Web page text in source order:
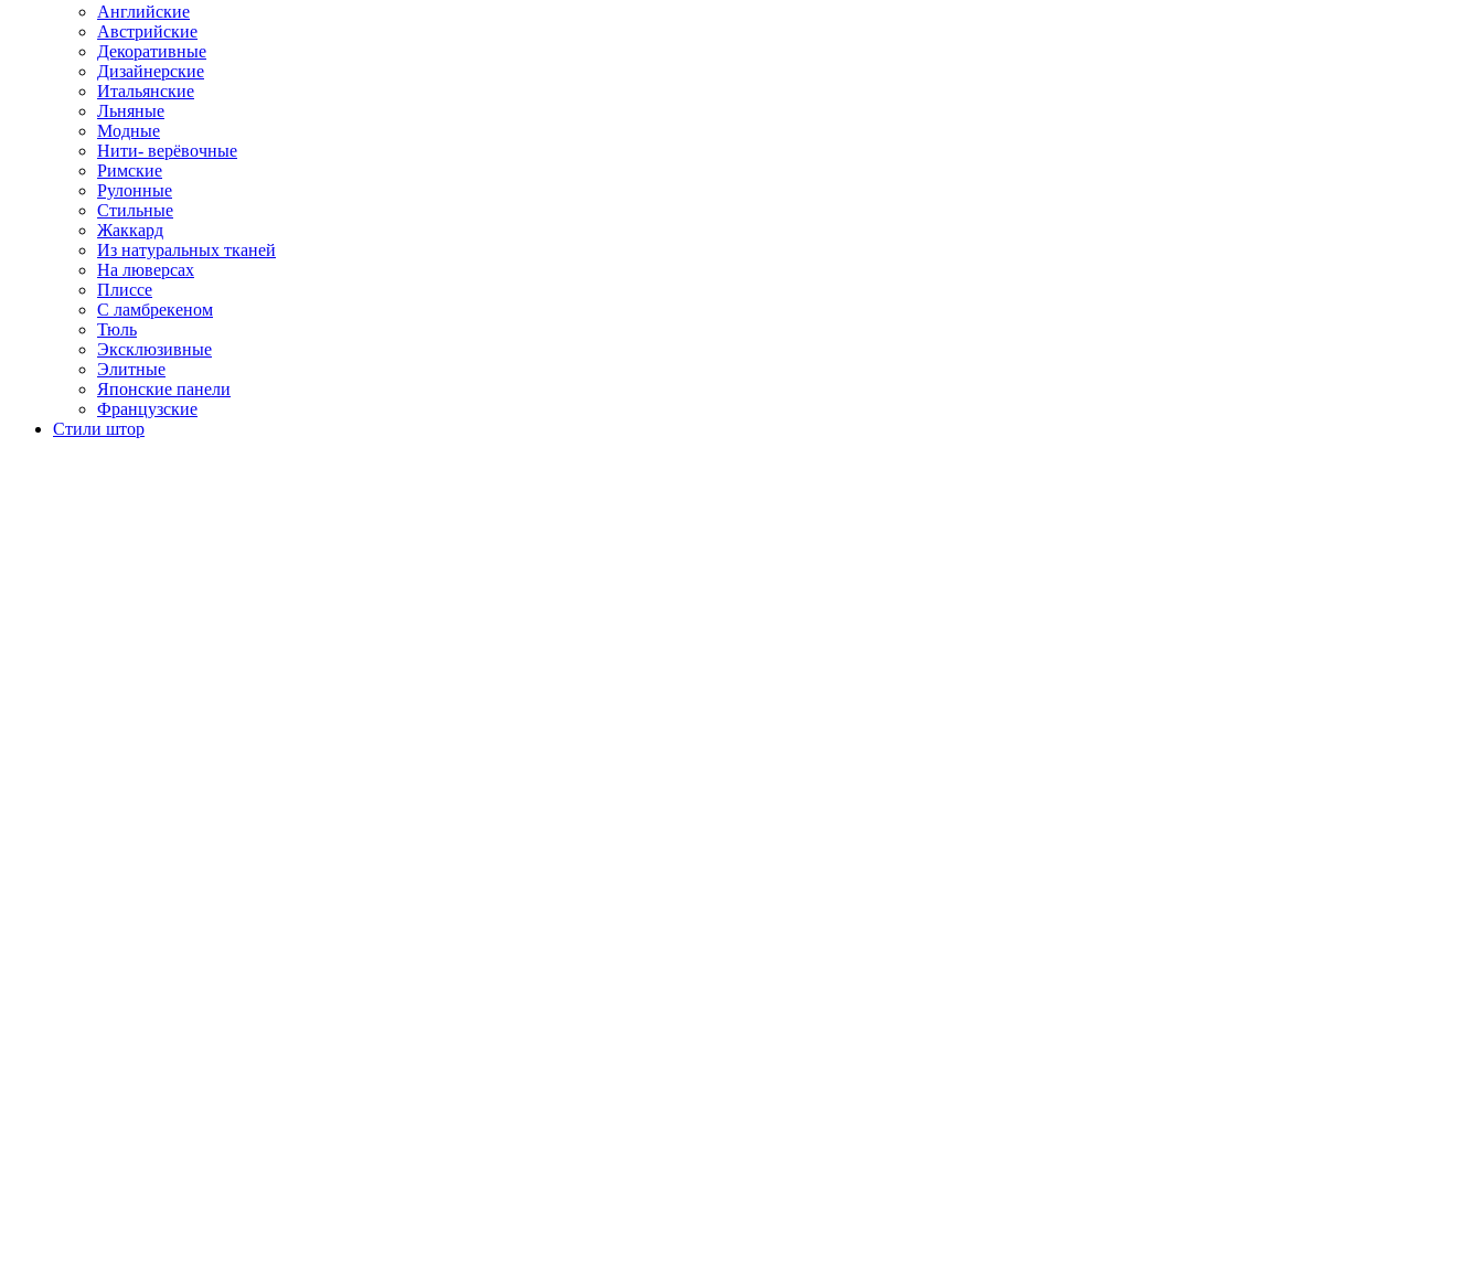
Английские
Австрийские
Декоративные
Дизайнерские
Итальянские
Льняные
Модные
Нити- верёвочные
Римские
Рулонные
Стильные
Жаккард
Из натуральных тканей
На люверсах
Плиссе
С ламбрекеном
Тюль
Эксклюзивные
Элитные
Японские панели
Французские
Стили штор